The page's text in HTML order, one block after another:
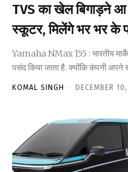
TVS का खेल बिगाड़ने
स्कूटर, मिलेंगे भर भर के
Yamaha NMax 155 : भारतीय
पसंद किया जाता है. क्योंकि कंपनी अपने
KOMAL SINGH - DECEMBER